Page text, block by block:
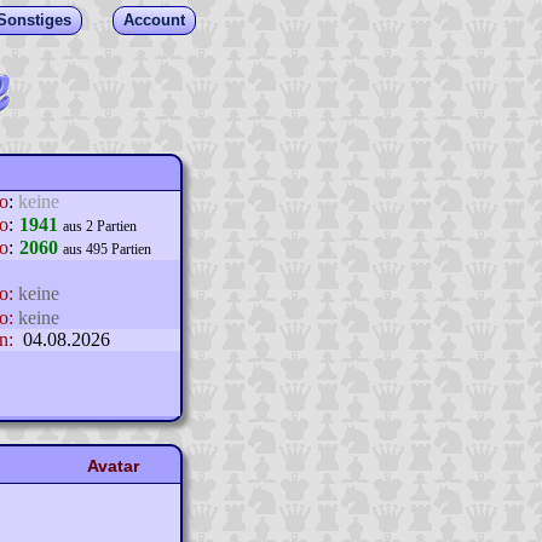
Account
: keine
: 1941 aus 2 Partien
: 2060 aus 495 Partien
keine
keine
04.08.2026
Avatar